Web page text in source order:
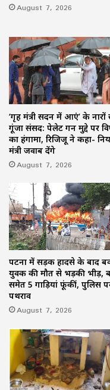
August 7, 2026
‘गृह मंत्री सदन में आएं’ के नारों
गूंजा संसद: पेलेट गन मुद्दे पर
का हंगामा, रिजिजू ने कहा-
मंत्री जवाब देंगे
August 7, 2026
पटना में सड़क हादसे के बाद
युवक की मौत से भड़की भीड़,
समेत 5 गाड़ियां फूंकीं, पुलिस
पथराव
August 7, 2026